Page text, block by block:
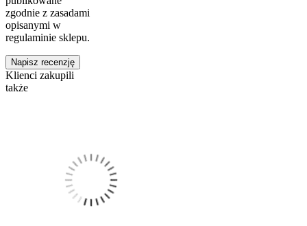
zgodnie z zasadami
opisanymi w
regulaminie sklepu.
Napisz recenzję
Klienci zakupili
także